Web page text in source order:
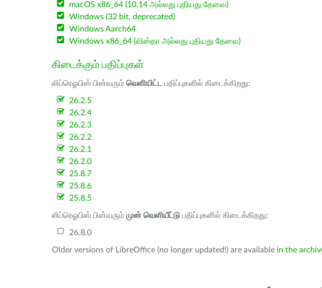
macOS x86_64 (10.14 அல்லது புதியது தேவை)
Windows (32 bit, deprecated)
Windows Aarch64
Windows x86_64 (விஸ்தா அல்லது புதியது தேவை)
கிடைக்கும் பதிப்புகள்
லிப்ரெஓபிஸ் பின்வரும் வெளியிட்ட பதிப்புகளில் கிடைக்கிறது:
26.2.5
26.2.4
26.2.3
26.2.2
26.2.1
26.2.0
25.8.7
25.8.6
25.8.5
லிப்ரெஓபிஸ் பின்வரும் முன் வெளியீட்டு பதிப்புகளில் கிடைக்கிறது:
26.8.0
Older versions of LibreOffice (no longer updated!) are available in the